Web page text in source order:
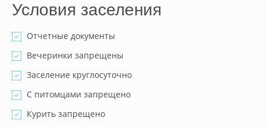
Условия заселения
Отчетные документы
Вечеринки запрещены
Заселение круглосуточно
С питомцами запрещено
Курить запрещено